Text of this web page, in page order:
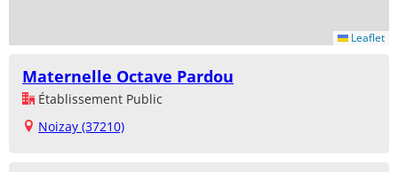
Leaflet
Maternelle Octave Pardou
Établissement Public
Noizay (37210)